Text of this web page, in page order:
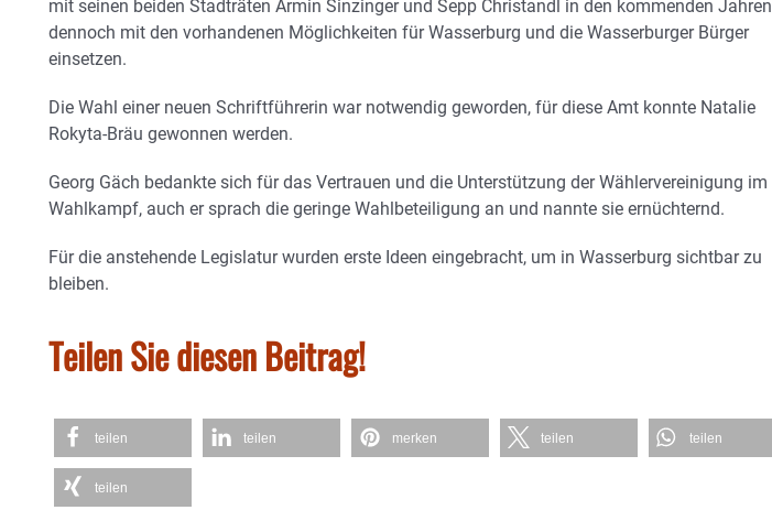
mit seinen beiden Stadträten Armin Sinzinger und Sepp Christandl in den kommenden Jahren
dennoch mit den vorhandenen Möglichkeiten für Wasserburg und die Wasserburger Bürger
einsetzen.
Die Wahl einer neuen Schriftführerin war notwendig geworden, für diese Amt konnte Natalie
Rokyta-Bräu gewonnen werden.
Georg Gäch bedankte sich für das Vertrauen und die Unterstützung der Wählervereinigung im
Wahlkampf, auch er sprach die geringe Wahlbeteiligung an und nannte sie ernüchternd.
Für die anstehende Legislatur wurden erste Ideen eingebracht, um in Wasserburg sichtbar zu
bleiben.
Teilen Sie diesen Beitrag!
teilen teilen merken teilen teilen
teilen